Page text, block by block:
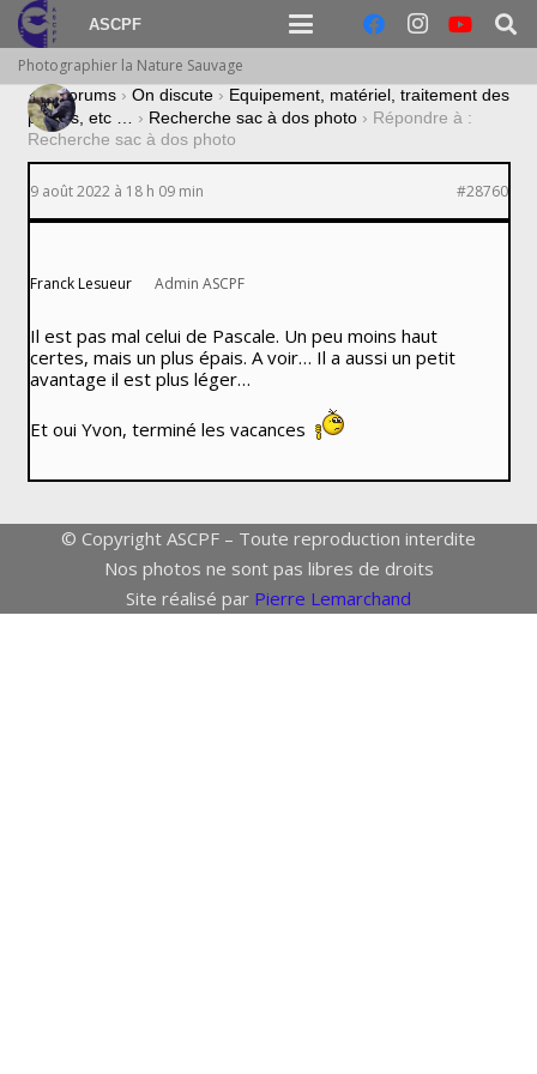
ASCPF
Photographier la Nature Sauvage
› Forums › On discute › Equipement, matériel, traitement des
photos, etc … › Recherche sac à dos photo › Répondre à :
Recherche sac à dos photo
9 août 2022 à 18 h 09 min #28760
Franck Lesueur Admin ASCPF
Il est pas mal celui de Pascale. Un peu moins haut
certes, mais un plus épais. A voir… Il a aussi un petit
avantage il est plus léger…
Et oui Yvon, terminé les vacances
© Copyright ASCPF – Toute reproduction interdite
Nos photos ne sont pas libres de droits
Site réalisé par Pierre Lemarchand